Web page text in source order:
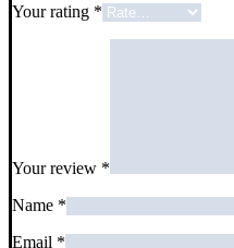
Your rating *
Your review *
Name *
Email *